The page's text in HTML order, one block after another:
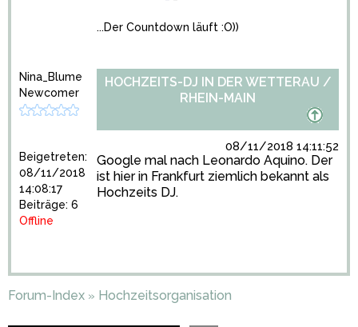
...Der Countdown läuft :O))
Nina_Blume
Newcomer
Beigetreten:
08/11/2018
14:08:17
Beiträge: 6
Offline
HOCHZEITS-DJ IN DER WETTERAU /
RHEIN-MAIN
08/11/2018 14:11:52
Google mal nach Leonardo Aquino. Der
ist hier in Frankfurt ziemlich bekannt als
Hochzeits DJ.
Forum-Index » Hochzeitsorganisation